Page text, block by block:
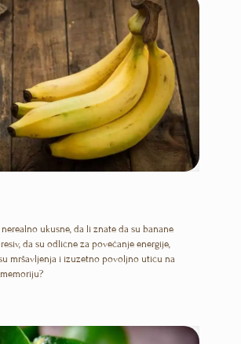
ukusne, da li znate da su banane
da su odlične za povećanje energije,
mršavljenja i izuzetno povoljno utiču na